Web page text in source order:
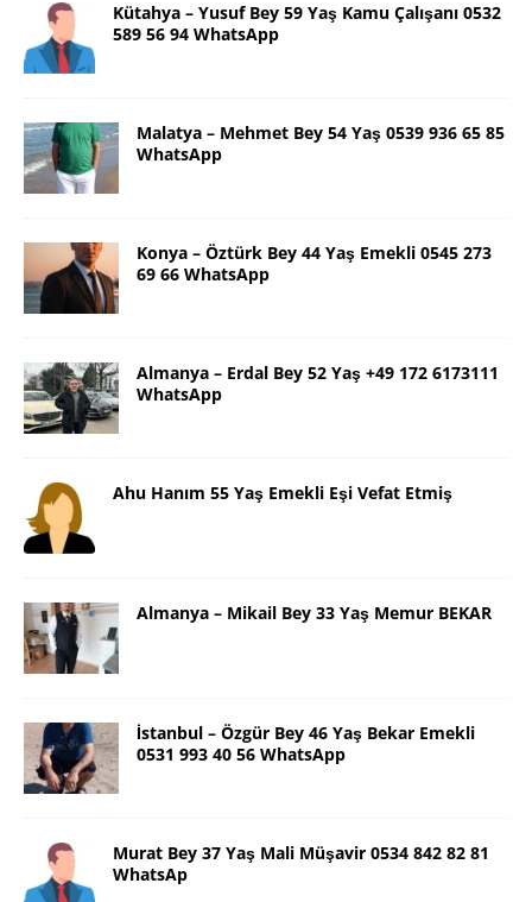
Kütahya – Yusuf Bey 59 Yaş Kamu Çalışanı 0532
589 56 94 WhatsApp
Malatya – Mehmet Bey 54 Yaş 0539 936 65 85
WhatsApp
Konya – Öztürk Bey 44 Yaş Emekli 0545 273
69 66 WhatsApp
Almanya – Erdal Bey 52 Yaş +49 172 6173111
WhatsApp
Ahu Hanım 55 Yaş Emekli Eşi Vefat Etmiş
Almanya – Mikail Bey 33 Yaş Memur BEKAR
İstanbul – Özgür Bey 46 Yaş Bekar Emekli
0531 993 40 56 WhatsApp
Murat Bey 37 Yaş Mali Müşavir 0534 842 82 81
WhatsAp